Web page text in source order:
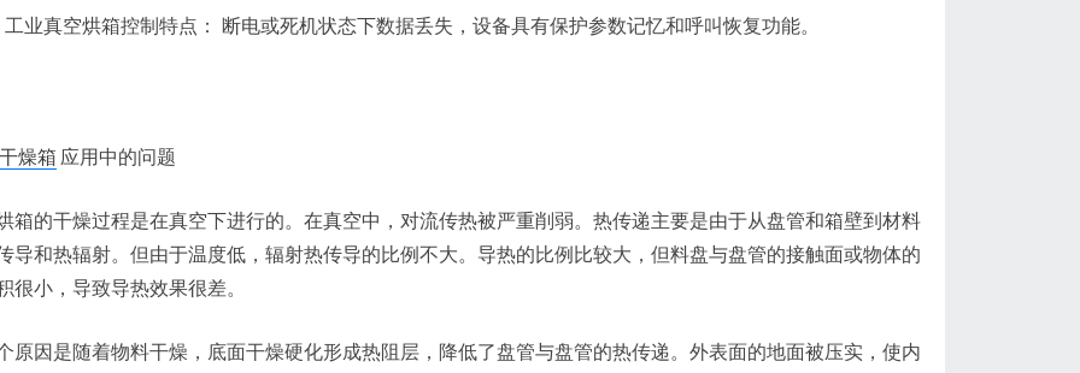
工业真空烘箱控制特点： 断电或死机状态下数据丢失，设备具有保护参数记忆和呼叫恢复功能。
燥箱 应用中的问题
箱的干燥过程是在真空下进行的。在真空中，对流传热被严重削弱。热传递主要是由于从盘管和箱壁到材料
导和热辐射。但由于温度低，辐射热传导的比例不大。导热的比例比较大，但料盘与盘管的接触面或物体的
很小，导致导热效果很差。
原因是随着物料干燥，底面干燥硬化形成热阻层，降低了盘管与盘管的热传递。外表面的地面被压实，使内